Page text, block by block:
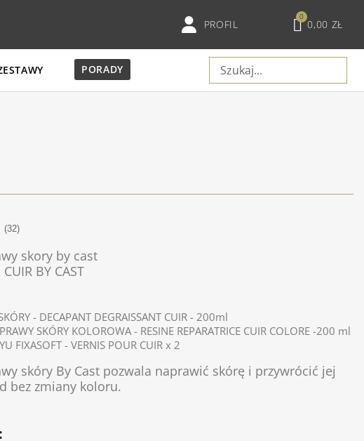
PROFIL 0,00 ZŁ
PORADY
(32)
skory by cast
CUIR BY CAST
- DECAPANT DEGRAISSANT CUIR - 200ml
SKÓRY KOLOROWA - RESINE REPARATRICE CUIR COLORE -200 ml
FIXASOFT - VERNIS POUR CUIR x 2
skóry By Cast pozwala naprawić skórę i przywrócić jej
bez zmiany koloru.